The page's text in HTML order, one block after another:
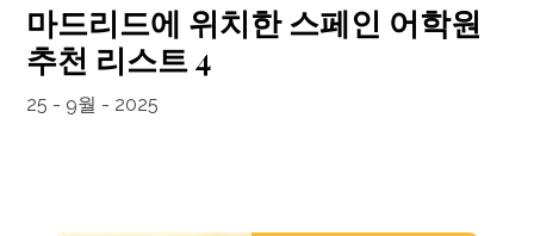
마드리드에 위치한 스페인 어학원
추천 리스트 4
25 - 9월 - 2025